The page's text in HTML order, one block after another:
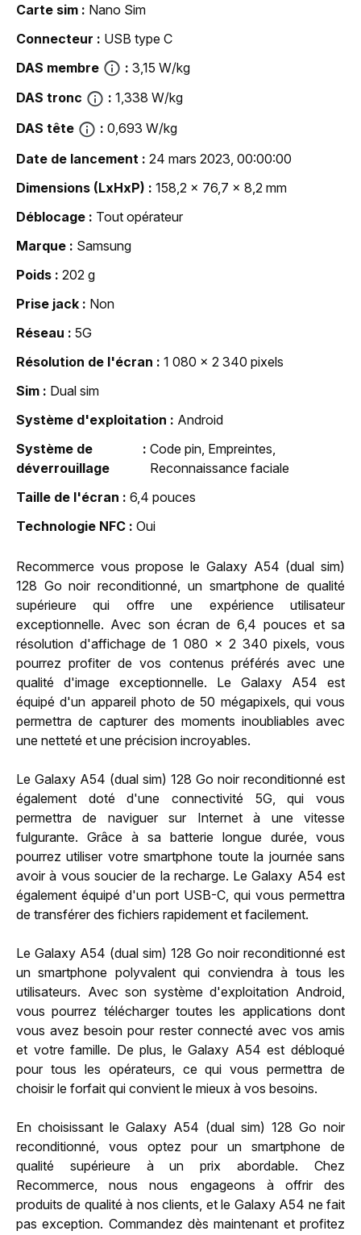
Carte sim
Nano Sim
Connecteur
USB type C
DAS membre
3,15 W/kg
DAS tronc
1,338 W/kg
DAS tête
0,693 W/kg
Date de lancement
24 mars 2023, 00:00:00
Dimensions (LxHxP)
158,2 x 76,7 x 8,2 mm
Déblocage
Tout opérateur
Marque
Samsung
Poids
202 g
Prise jack
Non
Réseau
5G
Résolution de l'écran
1 080 x 2 340 pixels
Sim
Dual sim
Système d'exploitation
Android
Système de
déverrouillage
Code pin, Empreintes,
Reconnaissance faciale
Taille de l'écran
6,4 pouces
Technologie NFC
Oui
Recommerce vous propose le Galaxy A54 (dual sim)
128 Go noir reconditionné, un smartphone de qualité
supérieure qui offre une expérience utilisateur
exceptionnelle. Avec son écran de 6,4 pouces et sa
résolution d'affichage de 1 080 x 2 340 pixels, vous
pourrez profiter de vos contenus préférés avec une
qualité d'image exceptionnelle. Le Galaxy A54 est
équipé d'un appareil photo de 50 mégapixels, qui vous
permettra de capturer des moments inoubliables avec
une netteté et une précision incroyables.
Le Galaxy A54 (dual sim) 128 Go noir reconditionné est
également doté d'une connectivité 5G, qui vous
permettra de naviguer sur Internet à une vitesse
fulgurante. Grâce à sa batterie longue durée, vous
pourrez utiliser votre smartphone toute la journée sans
avoir à vous soucier de la recharge. Le Galaxy A54 est
également équipé d'un port USB-C, qui vous permettra
de transférer des fichiers rapidement et facilement.
Le Galaxy A54 (dual sim) 128 Go noir reconditionné est
un smartphone polyvalent qui conviendra à tous les
utilisateurs. Avec son système d'exploitation Android,
vous pourrez télécharger toutes les applications dont
vous avez besoin pour rester connecté avec vos amis
et votre famille. De plus, le Galaxy A54 est débloqué
pour tous les opérateurs, ce qui vous permettra de
choisir le forfait qui convient le mieux à vos besoins.
En choisissant le Galaxy A54 (dual sim) 128 Go noir
reconditionné, vous optez pour un smartphone de
qualité supérieure à un prix abordable. Chez
Recommerce, nous nous engageons à offrir des
produits de qualité à nos clients, et le Galaxy A54 ne fait
pas exception. Commandez dès maintenant et profitez